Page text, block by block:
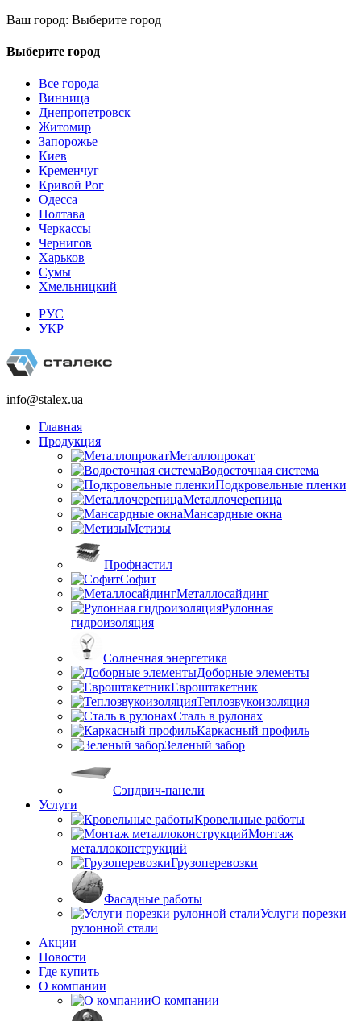
Ваш город: Выберите город
Выберите город
Все города
Винница
Днепропетровск
Житомир
Запорожье
Киев
Кременчуг
Кривой Рог
Одесса
Полтава
Черкассы
Чернигов
Харьков
Сумы
Хмельницкий
РУС
УКР
info@stalex.ua
Главная
Продукция
Металлопрокат
Водосточная система
Подкровельные пленки
Металлочерепица
Мансардные окна
Метизы
Профнастил
Софит
Металлосайдинг
Рулонная
гидроизоляция
Солнечная энергетика
Доборные элементы
Евроштакетник
Теплозвукоизоляция
Сталь в рулонах
Каркасный профиль
Зеленый забор
Сэндвич-панели
Услуги
Кровельные работы
Монтаж
металлоконструкций
Грузоперевозки
Фасадные работы
Услуги порезки
рулонной стали
Акции
Новости
Где купить
О компании
О компании